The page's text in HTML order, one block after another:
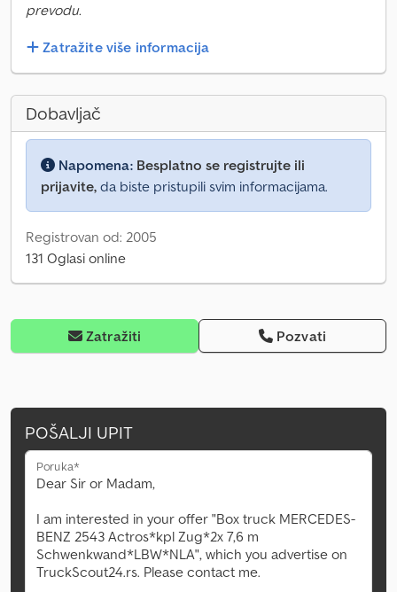
prevodu.
Zatražite više informacija
Dobavljač
Napomena: Besplatno se registrujte ili
prijavite, da biste pristupili svim informacijama.
Registrovan od: 2005
131 Oglasi online
Zatražiti Pozvati
POŠALJI UPIT
Poruka*